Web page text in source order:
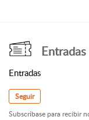
Entradas
Entradas
Seguir
Subscríbase para recibir